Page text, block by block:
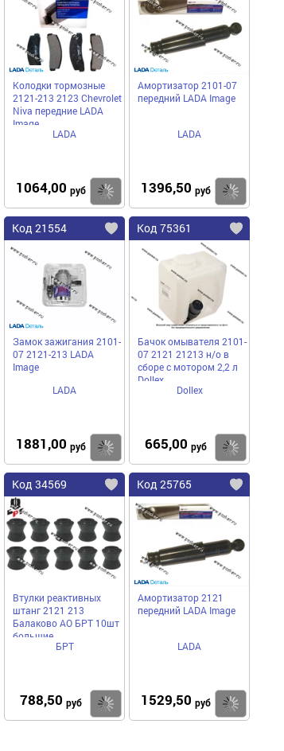
Колодки тормозные
2121-213 2123 Chevrolet
Niva передние LADA
Image
LADA
1064,00 руб Купить
Амортизатор 2101-07
передний LADA Image
LADA
1396,50 руб
Код 21554
Замок зажигания 2101-
07 2121-213 LADA
Image
LADA
1881,00 руб Купить
Код 75361
Бачок омывателя 2101-
07 2121 21213 н/о в
сборе с мотором 2,2 л
Dollex
Dollex
665,00 руб
Код 34569
Втулки реактивных
штанг 2121 213
Балаково АО БРТ 10шт
большие
БРТ
788,50 руб Купить
Код 25765
Амортизатор 2121
передний LADA Image
LADA
1529,50 руб